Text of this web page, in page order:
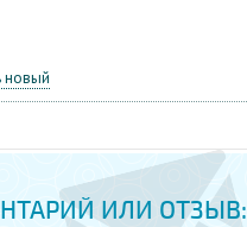
новый
ИЛИ ОТЗЫВ: